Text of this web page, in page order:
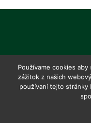
Používame cookies
zážitok z našich
používaní tejto stránky